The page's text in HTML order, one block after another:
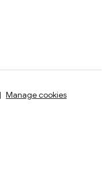
Manage cookies